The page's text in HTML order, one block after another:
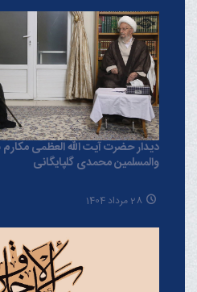
دیدار حضرت آیت الله العظمی
والمسلمین محمدی گلپایگانی
28 مرداد 1404